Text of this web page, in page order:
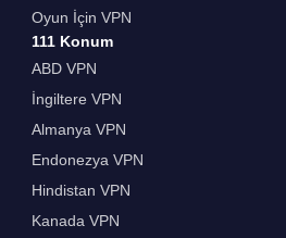
Oyun İçin VPN
111 Konum
ABD VPN
İngiltere VPN
Almanya VPN
Endonezya VPN
Hindistan VPN
Kanada VPN